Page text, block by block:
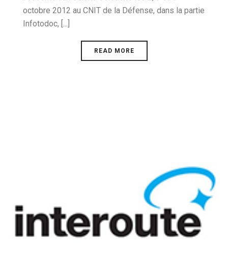
octobre 2012 au CNIT de la Défense, dans la partie
Infotodoc, [...]
READ MORE